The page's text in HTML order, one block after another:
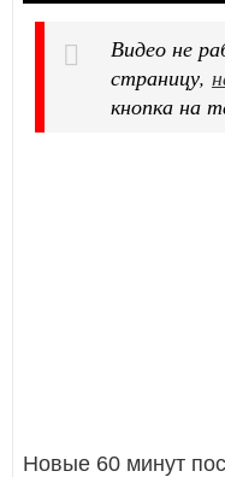
Видео не
страницу,
кнопка на
Новые 60 минут